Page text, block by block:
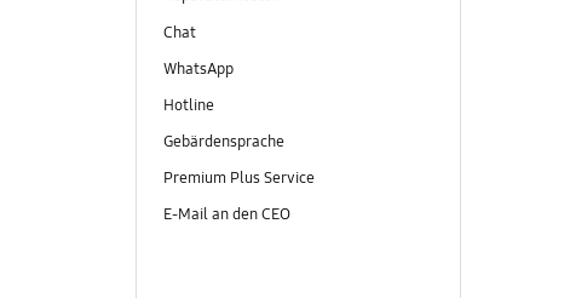
Chat
WhatsApp
Hotline
Gebärdensprache
Premium Plus Service
E-Mail an den CEO